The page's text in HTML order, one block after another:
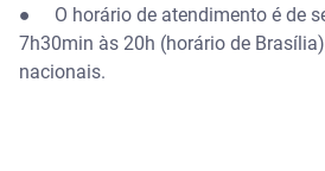
● O horário de atendimento é de
7h30min às 20h (horário de
nacionais.